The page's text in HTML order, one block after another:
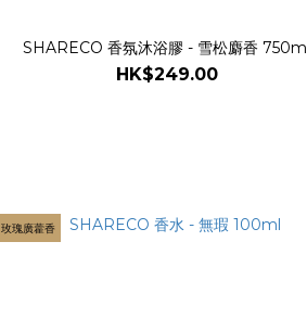
SHARECO 香氛沐浴膠 - 雪松麝香 750ml
HK$249.00
玫瑰廣藿香